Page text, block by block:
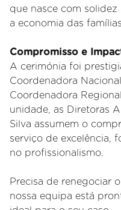
que nasce com
a economia das
Compromisso e
A cerimónia foi
Coordenadora
Coordenadora
unidade, as Diretoras
Silva assumem o
serviço de excelência,
no profissionalismo.
Precisa de renegociar
nossa equipa está